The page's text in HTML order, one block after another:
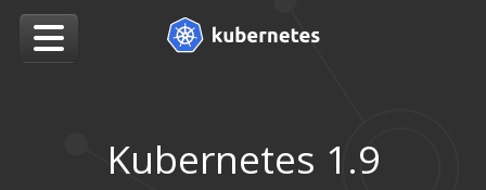
Kubernetes 1.9